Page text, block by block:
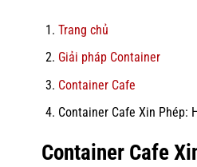
Trang chủ
Giải pháp Container
Container Cafe
Container Cafe Xin Phép:
Container Cafe